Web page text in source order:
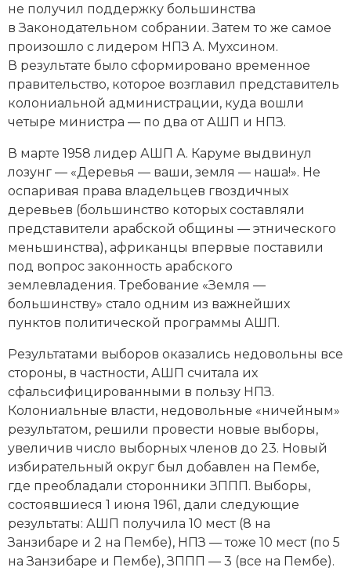
не получил поддержку большинства
в Законодательном собрании. Затем то же самое
произошло с лидером НПЗ А. Мухсином.
В результате было сформировано временное
правительство, которое возглавил представитель
колониальной администрации, куда вошли
четыре министра — по два от АШП и НПЗ.
В марте 1958 лидер АШП А. Каруме выдвинул
лозунг — «Деревья — ваши, земля — наша!». Не
оспаривая права владельцев гвоздичных
деревьев (большинство которых составляли
представители арабской общины — этнического
меньшинства), африканцы впервые поставили
под вопрос законность арабского
землевладения. Требование «Земля —
большинству» стало одним из важнейших
пунктов политической программы АШП.
Результатами выборов оказались недовольны все
стороны, в частности, АШП считала их
сфальсифицированными в пользу НПЗ.
Колониальные власти, недовольные «ничейным»
результатом, решили провести новые выборы,
увеличив число выборных членов до 23. Новый
избирательный округ был добавлен на Пембе,
где преобладали сторонники ЗППП. Выборы,
состоявшиеся 1 июня 1961, дали следующие
результаты: АШП получила 10 мест (8 на
Занзибаре и 2 на Пембе), НПЗ — тоже 10 мест (по 5
на Занзибаре и Пембе), ЗППП — 3 (все на Пембе).